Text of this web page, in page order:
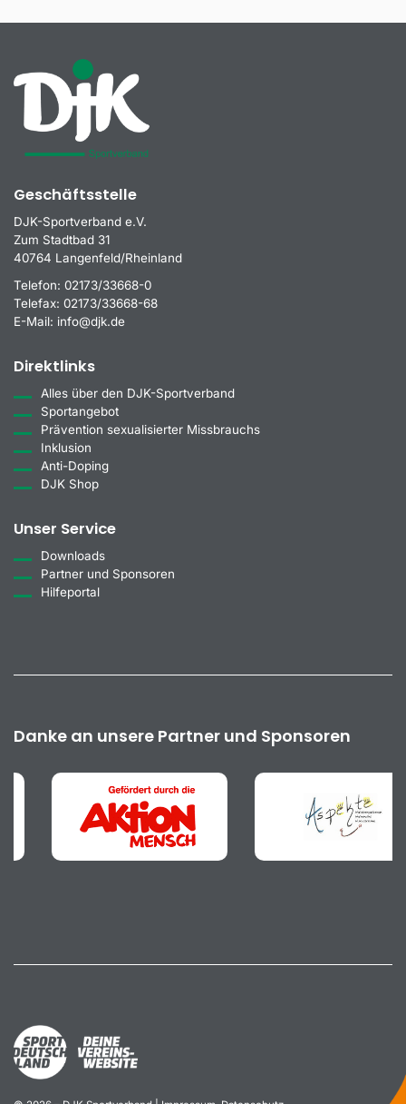
Geschäftsstelle
DJK-Sportverband e.V.
Zum Stadtbad 31
40764 Langenfeld/Rheinland
Telefon: 02173/33668-0
Telefax: 02173/33668-68
E-Mail: info@djk.de
Direktlinks
Alles über den DJK-Sportverband
Sportangebot
Prävention sexualisierter Missbrauchs
Inklusion
Anti-Doping
DJK Shop
Unser Service
Downloads
Partner und Sponsoren
Hilfeportal
Danke an unsere Partner und Sponsoren